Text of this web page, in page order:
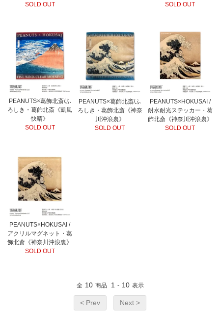
SOLD OUT
SOLD OUT
PEANUTS×葛飾北斎/ふ
ろしき・葛飾北斎《凱風
快晴》
SOLD OUT
PEANUTS×葛飾北斎/ふ
ろしき・葛飾北斎《神奈
川沖浪裏》
SOLD OUT
PEANUTS×HOKUSAI /
耐水耐光ステッカー・葛
飾北斎《神奈川沖浪裏》
SOLD OUT
PEANUTS×HOKUSAI /
アクリルマグネット・葛
飾北斎《神奈川沖浪裏》
SOLD OUT
全 10 商品 1 - 10 表示
< Prev Next >